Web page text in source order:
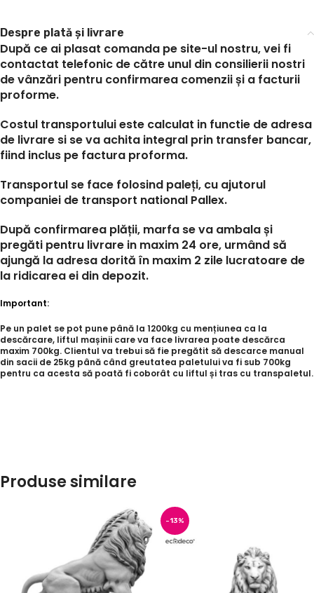
Despre plată și livrare
După ce ai plasat comanda pe site-ul nostru, vei fi
contactat telefonic de către unul din consilierii nostri
de vânzări pentru confirmarea comenzii și a facturii
proforme.
Costul transportului este calculat in functie de adresa
de livrare si se va achita integral prin transfer bancar,
fiind inclus pe factura proforma.
Transportul se face folosind paleți, cu ajutorul
companiei de transport national Pallex.
După confirmarea plății, marfa se va ambala și
pregăti pentru livrare in maxim 24 ore, urmând să
ajungă la adresa dorită în maxim 2 zile lucratoare de
la ridicarea ei din depozit.
Important:
Pe un palet se pot pune până la 1200kg cu mențiunea ca la
descărcare, liftul mașinii care va face livrarea poate descărca
maxim 700kg. Clientul va trebui să fie pregătit să descarce manual
din sacii de 25kg până când greutatea paletului va fi sub 700kg
pentru ca acesta să poată fi coborât cu liftul și tras cu transpaletul.
Produse similare
-13%